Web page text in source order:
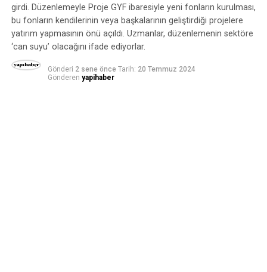
girdi. Düzenlemeyle Proje GYF ibaresiyle yeni fonların kurulması,
bu fonların kendilerinin veya başkalarının geliştirdiği projelere
yatırım yapmasının önü açıldı. Uzmanlar, düzenlemenin sektöre
‘can suyu’ olacağını ifade ediyorlar.
Gönderi 2 sene önce Tarih: 20 Temmuz 2024
Gönderen yapihaber